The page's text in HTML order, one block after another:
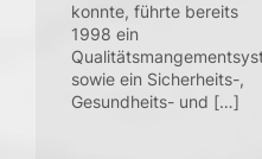
konnte, führte bereits
1998 ein
sowie ein Sicherheits-,
Gesundheits- und […]